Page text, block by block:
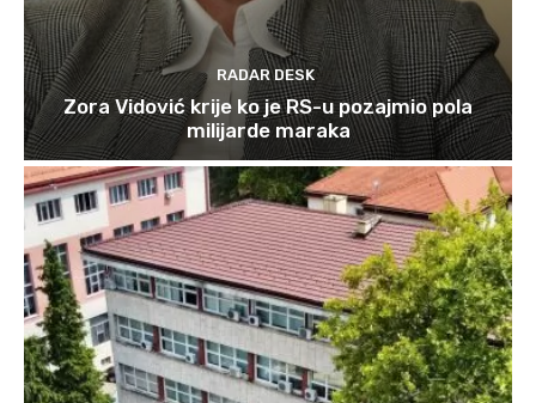
RADAR DESK
Zora Vidović krije ko je RS-u pozajmio pola
milijarde maraka